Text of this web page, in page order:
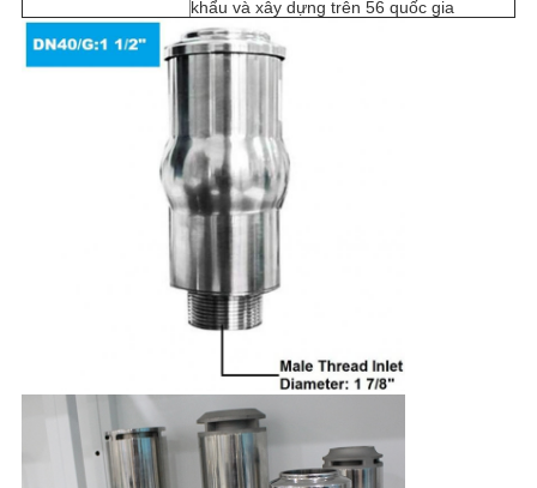
khẩu và xây dựng trên 56 quốc gia